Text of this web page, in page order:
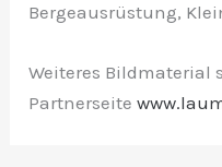
Bergeausrüstung,
Weiteres Bildmaterial
Partnerseite